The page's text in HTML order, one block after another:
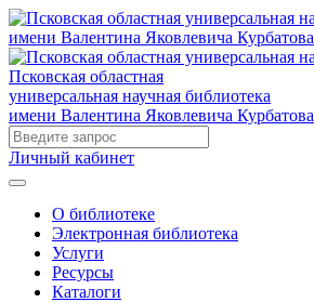
Псковская областная
универсальная научная библиотека
имени Валентина Яковлевича Курбатова
Личный кабинет
О библиотеке
Электронная библиотека
Услуги
Ресурсы
Каталоги